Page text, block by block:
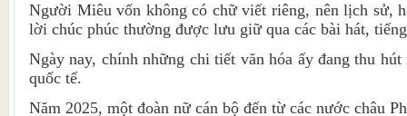
Người Miêu vốn không có chữ viết riêng, nên lịch sử,
lời chúc phúc thường được lưu giữ qua các bài hát,
Ngày nay, chính những chi tiết văn hóa ấy đang thu hút
quốc tế.
Năm 2025, một đoàn nữ cán bộ đến từ các nước châu